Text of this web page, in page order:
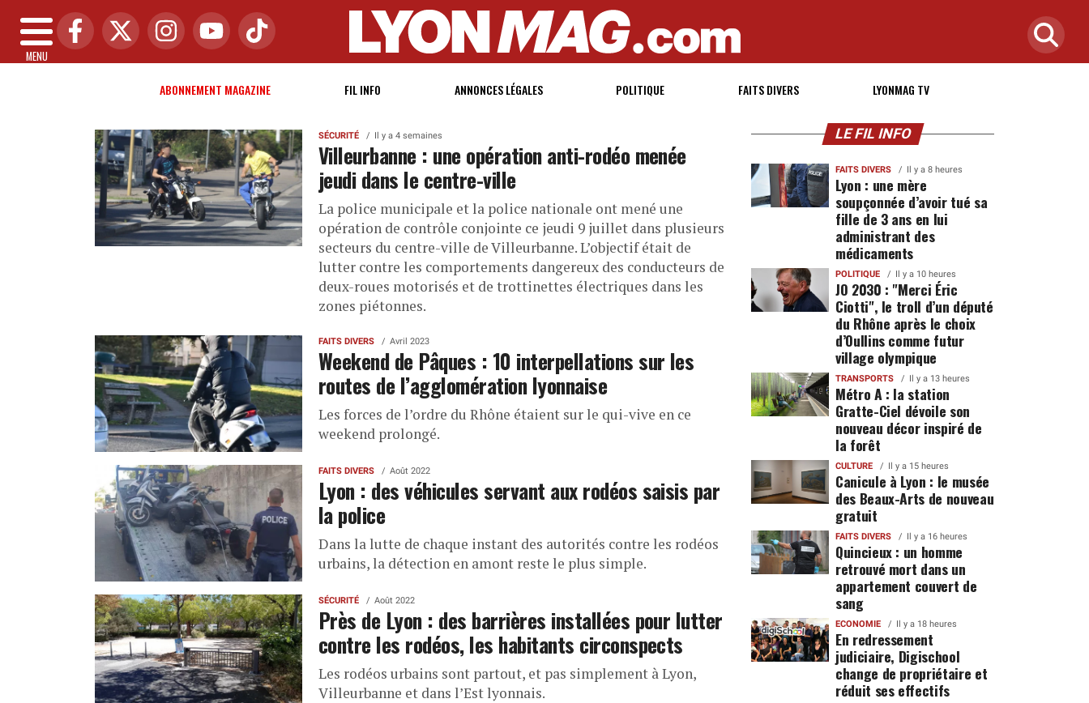
MENU
ABONNEMENT MAGAZINE FIL INFO ANNONCES LÉGALES POLITIQUE FAITS DIVERS LYONMAG TV
SÉCURITÉ Il y a 4 semaines
Villeurbanne : une opération anti-rodéo menée
jeudi dans le centre-ville
La police municipale et la police nationale ont mené une
opération de contrôle conjointe ce jeudi 9 juillet dans plusieurs
secteurs du centre-ville de Villeurbanne. L’objectif était de
lutter contre les comportements dangereux des conducteurs de
deux-roues motorisés et de trottinettes électriques dans les
zones piétonnes.
FAITS DIVERS Avril 2023
Weekend de Pâques : 10 interpellations sur les
routes de l’agglomération lyonnaise
Les forces de l’ordre du Rhône étaient sur le qui-vive en ce
weekend prolongé.
FAITS DIVERS Août 2022
Lyon : des véhicules servant aux rodéos saisis par
la police
Dans la lutte de chaque instant des autorités contre les rodéos
urbains, la détection en amont reste le plus simple.
SÉCURITÉ Août 2022
Près de Lyon : des barrières installées pour lutter
contre les rodéos, les habitants circonspects
Les rodéos urbains sont partout, et pas simplement à Lyon,
Villeurbanne et dans l’Est lyonnais.
LE FIL INFO
FAITS DIVERS Il y a 8 heures
Lyon : une mère
soupçonnée d’avoir tué sa
fille de 3 ans en lui
administrant des
médicaments
POLITIQUE Il y a 10 heures
JO 2030 : "Merci Éric
Ciotti", le troll d’un député
du Rhône après le choix
d’Oullins comme futur
village olympique
TRANSPORTS Il y a 13 heures
Métro A : la station
Gratte-Ciel dévoile son
nouveau décor inspiré de
la forêt
CULTURE Il y a 15 heures
Canicule à Lyon : le musée
des Beaux-Arts de nouveau
gratuit
FAITS DIVERS Il y a 16 heures
Quincieux : un homme
retrouvé mort dans un
appartement couvert de
sang
ECONOMIE Il y a 18 heures
En redressement
judiciaire, Digischool
change de propriétaire et
réduit ses effectifs